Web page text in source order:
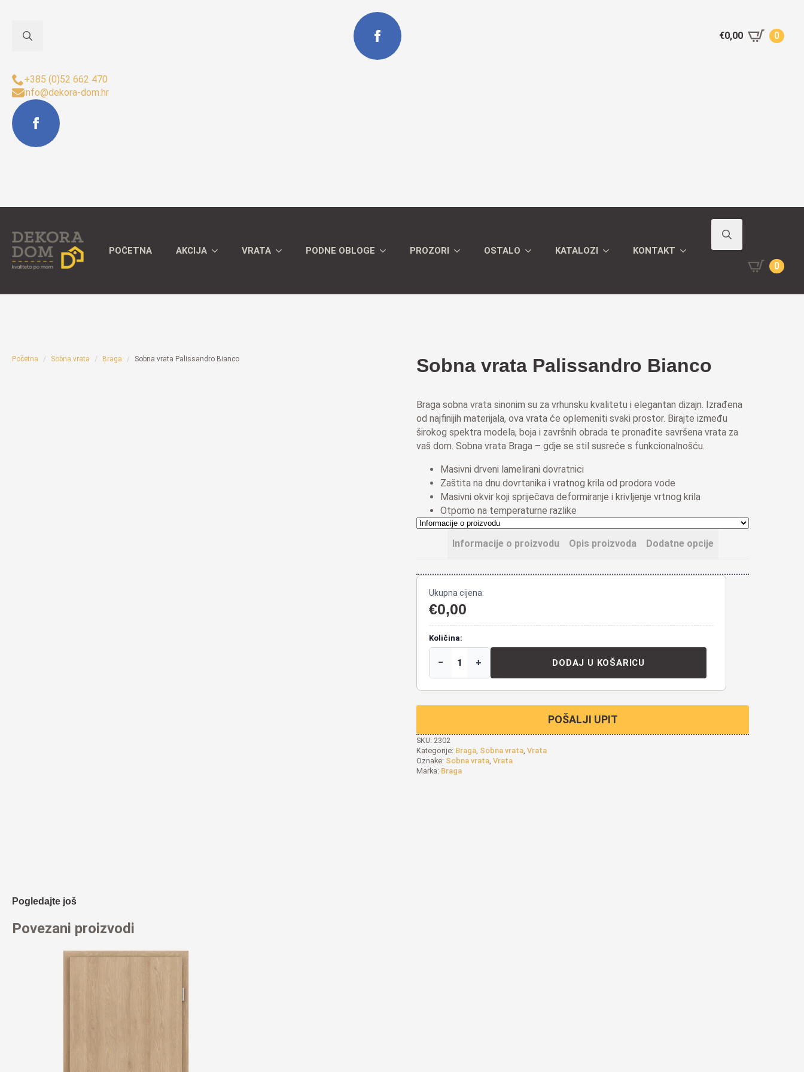
+385 (0)52 662 470
info@dekora-dom.hr
POČETNA AKCIJA VRATA PODNE OBLOGE PROZORI OSTALO KATALOZI KONTAKT
0
€0,00 0
Početna Sobna vrata Braga Sobna vrata Palissandro Bianco Sobna vrata Palissandro Bianco
Braga sobna vrata sinonim su za vrhunsku kvalitetu i elegantan dizajn. Izrađena
od najfinijih materijala, ova vrata će oplemeniti svaki prostor. Birajte između
širokog spektra modela, boja i završnih obrada te pronađite savršena vrata za
vaš dom. Sobna vrata Braga – gdje se stil susreće s funkcionalnošću.
Masivni drveni lamelirani dovratnici
Zaštita na dnu dovrtanika i vratnog krila od prodora vode
Masivni okvir koji spriječava deformiranje i krivljenje vrtnog krila
Otporno na temperaturne razlike
Informacije o proizvodu Opis proizvoda Dodatne opcije
Ukupna cijena:
€0,00
Količina:
− + DODAJ U KOŠARICU
POŠALJI UPIT
SKU: 2302
Kategorije: Braga, Sobna vrata, Vrata
Oznake: Sobna vrata, Vrata
Marka: Braga
Pogledajte još
Povezani proizvodi